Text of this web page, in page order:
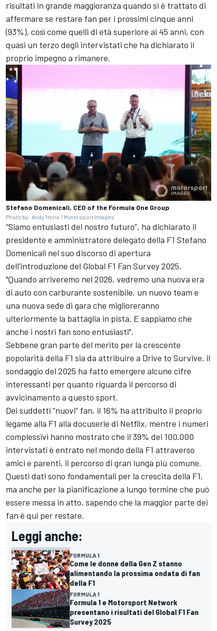
risultati in grande maggioranza quando si è trattato di
affermare se restare fan per i prossimi cinque anni
(93%), così come quelli di età superiore ai 45 anni, con
quasi un terzo degli intervistati che ha dichiarato il
proprio impegno a rimanere.
Stefano Domenicali, CEO of the Formula One Group
Photo by: Andy Hone / Motorsport Images
“Siamo entusiasti del nostro futuro”, ha dichiarato il
presidente e amministratore delegato della F1 Stefano
Domenicali nel suo discorso di apertura
dell'introduzione del Global F1 Fan Survey 2025.
"Quando arriveremo nel 2026, vedremo una nuova era
di auto con carburante sostenibile, un nuovo team e
una nuova sede di gara che miglioreranno
ulteriormente la battaglia in pista. E sappiamo che
anche i nostri fan sono entusiasti".
Sebbene gran parte del merito per la crescente
popolarità della F1 sia da attribuire a Drive to Survive, il
sondaggio del 2025 ha fatto emergere alcune cifre
interessanti per quanto riguarda il percorso di
avvicinamento a questo sport.
Dei suddetti “nuovi” fan, il 16% ha attribuito il proprio
legame alla F1 alla docuserie di Netflix, mentre i numeri
complessivi hanno mostrato che il 39% dei 100.000
intervistati è entrato nel mondo della F1 attraverso
amici e parenti, il percorso di gran lunga più comune.
Questi dati sono fondamentali per la crescita della F1,
ma anche per la pianificazione a lungo termine che può
essere messa in atto, sapendo che la maggior parte dei
fan è qui per restare.
Leggi anche:
FORMULA 1
Come le donne della Gen Z stanno
alimentando la prossima ondata di fan
della F1
FORMULA 1
Formula 1 e Motorsport Network
presentano i risultati del Global F1 Fan
Survey 2025